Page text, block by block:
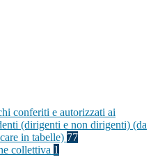
conferiti e autorizzati ai
(dirigenti e non dirigenti) (da
in tabelle) 77
collettiva 1